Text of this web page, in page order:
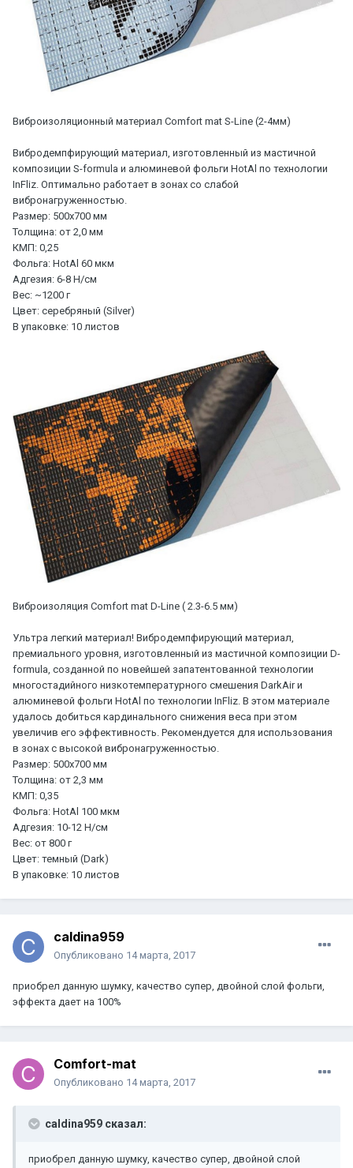
Виброизоляционный материал Comfort mat S-Line (2-4мм)
Вибродемпфирующий материал, изготовленный из мастичной
композиции S-formula и алюминевой фольги HotAl по технологии
InFliz. Оптимально работает в зонах со слабой
вибронагруженностью.
Размер: 500х700 мм
Толщина: от 2,0 мм
КМП: 0,25
Фольга: HotAl 60 мкм
Адгезия: 6-8 Н/см
Вес: ~1200 г
Цвет: серебряный (Silver)
В упаковке: 10 листов
Виброизоляция Comfort mat D-Line ( 2.3-6.5 мм)
Ультра легкий материал! Вибродемпфирующий материал,
премиального уровня, изготовленный из мастичной композиции D-
formula, созданной по новейшей запатентованной технологии
многостадийного низкотемпературного смешения DarkAir и
алюминевой фольги HotAl по технологии InFliz. В этом материале
удалось добиться кардинального снижения веса при этом
увеличив его эффективность. Рекомендуется для использования
в зонах с высокой вибронагруженностью.
Размер: 500х700 мм
Толщина: от 2,3 мм
КМП: 0,35
Фольга: HotAl 100 мкм
Адгезия: 10-12 Н/см
Вес: от 800 г
Цвет: темный (Dark)
В упаковке: 10 листов
caldina959
Опубликовано 14 марта, 2017
приобрел данную шумку, качество супер, двойной слой фольги,
эффекта дает на 100%
Comfort-mat
Опубликовано 14 марта, 2017
caldina959 сказал:
приобрел данную шумку, качество супер, двойной слой